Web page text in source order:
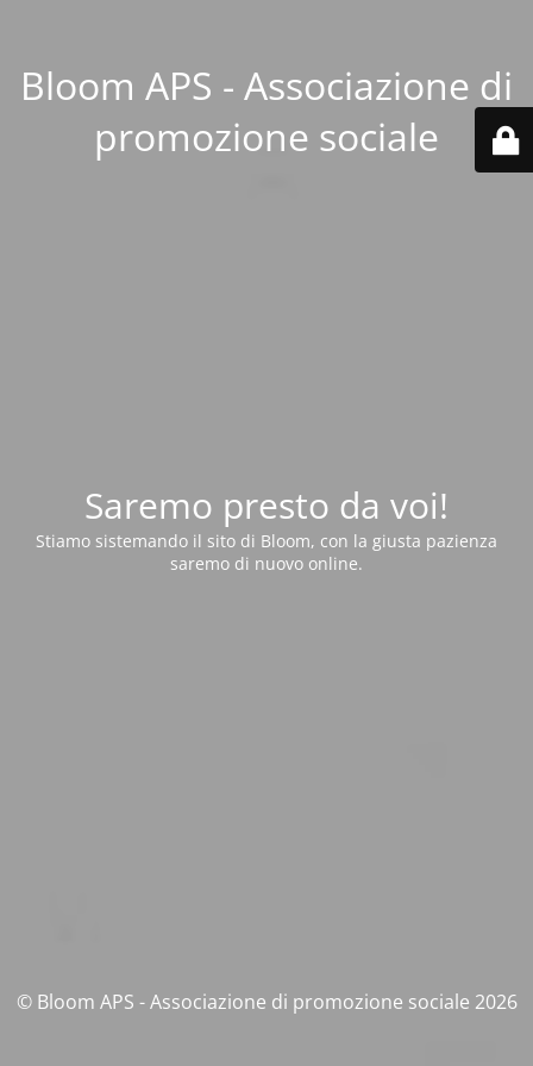
Bloom APS - Associazione di
promozione sociale
Saremo presto da voi!
Stiamo sistemando il sito di Bloom, con la giusta pazienza
saremo di nuovo online.
© Bloom APS - Associazione di promozione sociale 2026